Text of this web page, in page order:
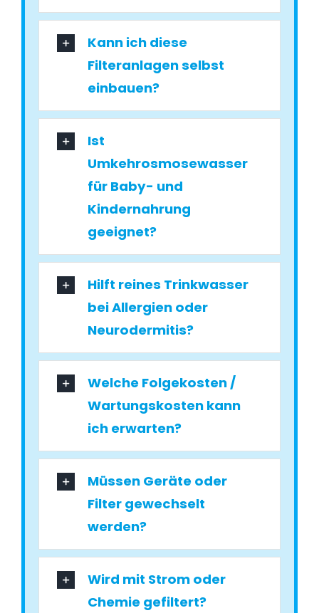
Kann ich diese
Filteranlagen selbst
einbauen?
Ist
Umkehrosmosewasser
für Baby- und
Kindernahrung
geeignet?
Hilft reines Trinkwasser
bei Allergien oder
Neurodermitis?
Welche Folgekosten /
Wartungskosten kann
ich erwarten?
Müssen Geräte oder
Filter gewechselt
werden?
Wird mit Strom oder
Chemie gefiltert?